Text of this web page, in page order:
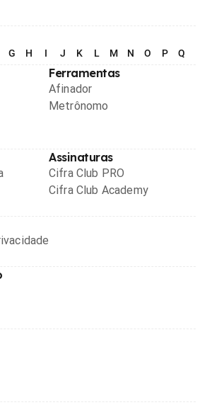
G H I J K L M N O P Q
Ferramentas
Afinador
Metrônomo
Assinaturas
Cifra Club PRO
Cifra Club Academy